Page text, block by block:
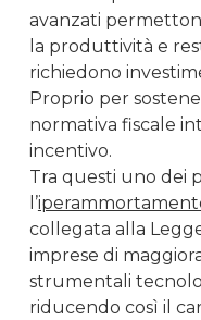
avanzati
la produttività e
richiedono
Proprio per
normativa fiscale
incentivo.
Tra questi uno dei
l’
collegata alla
imprese di
strumentali
riducendo così il